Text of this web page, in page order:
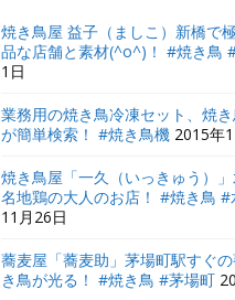
焼き鳥屋 益子（ましこ）新橋で
品な店舗と素材(^o^)！ #焼き鳥
1日
業務用の焼き鳥冷凍セット、焼
が簡単検索！ #焼き鳥機 2015年
焼き鳥屋「一久（いっきゅう）
名地鶏の大人のお店！ #焼き鳥 #
11月26日
蕎麦屋「蕎麦助」茅場町駅すぐ
き鳥が光る！ #焼き鳥 #茅場町